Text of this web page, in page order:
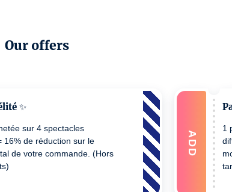
Our offers
✨
sur 4 spectacles
16% de réduction sur le
de votre commande. (Hors
1
ADD